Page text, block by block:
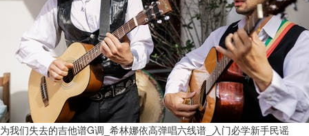
为我们失去的吉他谱G调_希林娜依高弹唱六线谱_入门必学新手民谣